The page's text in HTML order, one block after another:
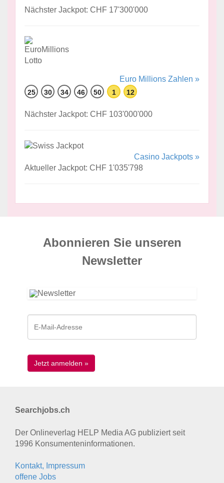
Nächster Jackpot: CHF 17'300'000
Euro Millions Zahlen »
25 30 34 46 50 1 12
Nächster Jackpot: CHF 103'000'000
Casino Jackpots »
Aktueller Jackpot: CHF 1'035'798
Abonnieren Sie unseren
News­letter
Searchjobs.ch
Der Onlineverlag HELP Media AG publiziert seit
1996 Konsumenten­informationen.
Kontakt, Impressum
offene Jobs